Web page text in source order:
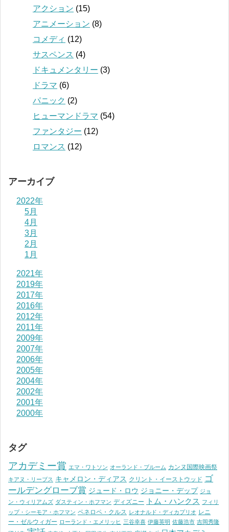
アクション (15)
アニメーション (8)
コメディ (12)
サスペンス (4)
ドキュメンタリー (3)
ドラマ (6)
パニック (2)
ヒューマンドラマ (54)
ファンタジー (12)
ロマンス (12)
アーカイブ
2022年
5月
4月
3月
2月
1月
2021年
2019年
2017年
2016年
2012年
2011年
2009年
2007年
2006年
2005年
2004年
2002年
2001年
2000年
タグ
アカデミー賞 エマ・ワトソン オーランド・ブルーム カンヌ国際映画祭
キアヌ・リーブス キャメロン・ディアス クリント・イーストウッド ゴ
ールデングローブ賞 ジュード・ロウ ジョニー・デップ ジョ
ン・ウィリアムズ ダスティン・ホフマン ディズニー トム・ハンクス フィリ
ップ・シーモア・ホフマン ペネロペ・クルス レオナルド・ディカプリオ レニ
ー・ゼルウィガー ローランド・エメリッヒ 三谷幸喜 伊藤英明 佐藤浩市 吉岡秀隆